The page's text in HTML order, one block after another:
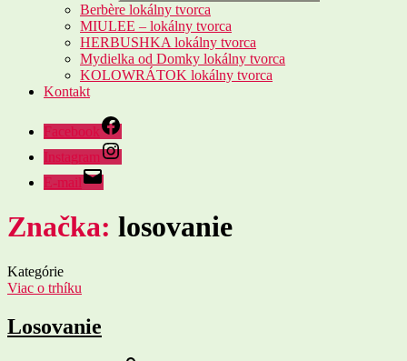
Berbère lokálny tvorca
MIULEE – lokálny tvorca
HERBUSHKA lokálny tvorca
Mydielka od Domky lokálny tvorca
KOLOWRÁTOK lokálny tvorca
Kontakt
Facebook
Instagram
E-mail
Značka: losovanie
Kategórie
Viac o trhíku
Losovanie